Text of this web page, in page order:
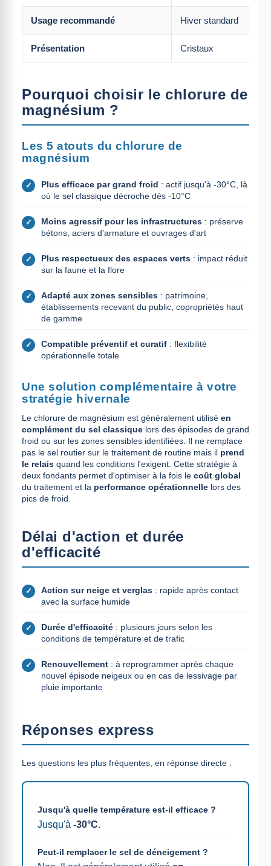
Usage recommandé Hiver standard
Présentation Cristaux
Pourquoi choisir le chlorure de
magnésium ?
Les 5 atouts du chlorure de
magnésium
✓ Plus efficace par grand froid : actif jusqu'à -30°C, là
où le sel classique décroche dès -10°C
✓ Moins agressif pour les infrastructures : préserve
bétons, aciers d'armature et ouvrages d'art
✓ Plus respectueux des espaces verts : impact réduit
sur la faune et la flore
✓ Adapté aux zones sensibles : patrimoine,
établissements recevant du public, copropriétés haut
de gamme
✓ Compatible préventif et curatif : flexibilité
opérationnelle totale
Une solution complémentaire à votre
stratégie hivernale
Le chlorure de magnésium est généralement utilisé en
complément du sel classique lors des épisodes de grand
froid ou sur les zones sensibles identifiées. Il ne remplace
pas le sel routier sur le traitement de routine mais il prend
le relais quand les conditions l'exigent. Cette stratégie à
deux fondants permet d'optimiser à la fois le coût global
du traitement et la performance opérationnelle lors des
pics de froid.
Délai d'action et durée
d'efficacité
✓ Action sur neige et verglas : rapide après contact
avec la surface humide
✓ Durée d'efficacité : plusieurs jours selon les
conditions de température et de trafic
✓ Renouvellement : à reprogrammer après chaque
nouvel épisode neigeux ou en cas de lessivage par
pluie importante
Réponses express
Les questions les plus fréquentes, en réponse directe :
Jusqu'à quelle température est-il efficace ?
Jusqu'à -30°C.
Peut-il remplacer le sel de déneigement ?